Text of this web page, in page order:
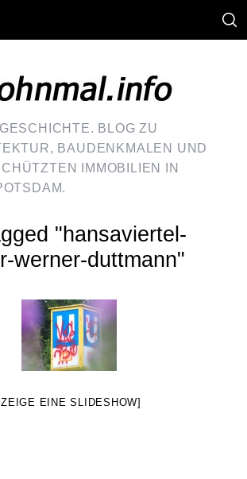
BLOG ZU
BAUDENKMALEN UND
IMMOBILIEN IN
"hansaviertel-
werner-duttmann"
EINE SLIDESHOW]